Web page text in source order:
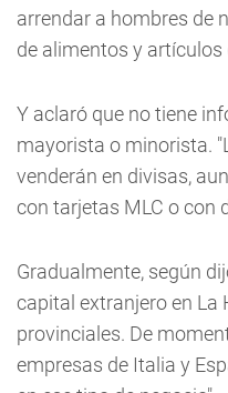
arrendar a hombres de
de alimentos y artículos
Y aclaró que no tiene
mayorista o minorista.
venderán en divisas,
con tarjetas MLC o con
Gradualmente, según
capital extranjero en La
provinciales. De
empresas de Italia y